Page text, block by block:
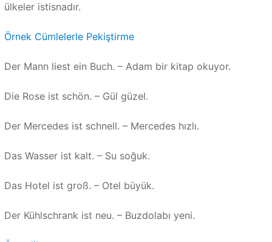
ülkeler istisnadır.
Örnek Cümlelerle Pekiştirme
Der Mann liest ein Buch. – Adam bir kitap okuyor.
Die Rose ist schön. – Gül güzel.
Der Mercedes ist schnell. – Mercedes hızlı.
Das Wasser ist kalt. – Su soğuk.
Das Hotel ist groß. – Otel büyük.
Der Kühlschrank ist neu. – Buzdolabı yeni.